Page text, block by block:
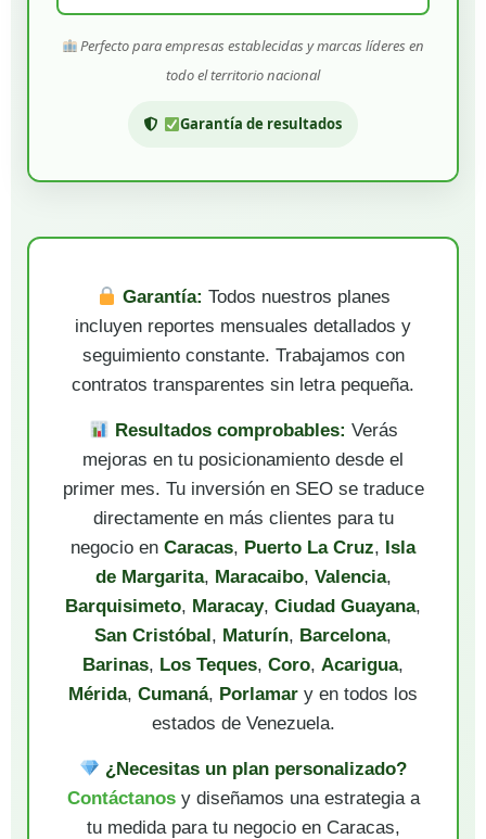
Perfecto para empresas establecidas y marcas líderes en
todo el territorio nacional
Garantía de resultados
Garantía: Todos nuestros planes
incluyen reportes mensuales detallados y
seguimiento constante. Trabajamos con
contratos transparentes sin letra pequeña.
Resultados comprobables: Verás
mejoras en tu posicionamiento desde el
primer mes. Tu inversión en SEO se traduce
directamente en más clientes para tu
negocio en Caracas, Puerto La Cruz, Isla
de Margarita, Maracaibo, Valencia,
Barquisimeto, Maracay, Ciudad Guayana,
San Cristóbal, Maturín, Barcelona,
Barinas, Los Teques, Coro, Acarigua,
Mérida, Cumaná, Porlamar y en todos los
estados de Venezuela.
¿Necesitas un plan personalizado?
Contáctanosy diseñamos una estrategia a
tu medida para tu negocio en Caracas,